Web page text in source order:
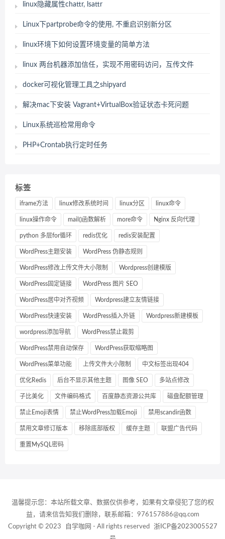
linux隐藏属性chattr, lsattr
Linux下partprobe命令的使用, 不重启识别新分区
linux环境下如何设置环境变量的简单方法
linux 两台机器添加信任，实现不用密码访问，互传文件
docker可视化管理工具之shipyard
解决mac下安装 Vagrant+VirtualBox验证状态卡死问题
Linux系统巡检常用命令
PHP+Crontab执行定时任务
标签
iframe方法 linux修改系统时间 linux分区 linux命令
linux操作命令 mail()函数解析 more命令 Nginx 反向代理
python 多层for循环 redis优化 redis安装配置
WordPress主题安装 WordPress 伪静态规则
WordPress修改上传文件大小限制 Wordpress创建模版
WordPress固定链接 WordPress 图片 SEO
WordPress居中对齐视频 Wordpress建立友情链接
WordPress快速安装 WordPress插入外链 Wordpress新建模板
wordpress添加导航 WordPress禁止裁剪
WordPress禁用自动保存 WordPress获取缩略图
WordPress菜单功能 上传文件大小限制 中文标签出现404
优化Redis 后台不显示其他主题 图像 SEO 多站点修改
子比美化 文件编码格式 百度静态资源公共库 磁盘配额管理
禁止Emoji表情 禁止WordPress加载Emoji 禁用scandir函数
禁用文章修订版本 移除底部版权 缓存主题 联盟广告代码
重置MySQL密码
温馨提示您：本站所载文章、数据仅供参考，如果有文章侵犯了您的权
益，请来信告知我们删除，联系邮箱：976157886@qq.com
Copyright © 2023
自学咖网 - All rights reserved
浙ICP备2023005527